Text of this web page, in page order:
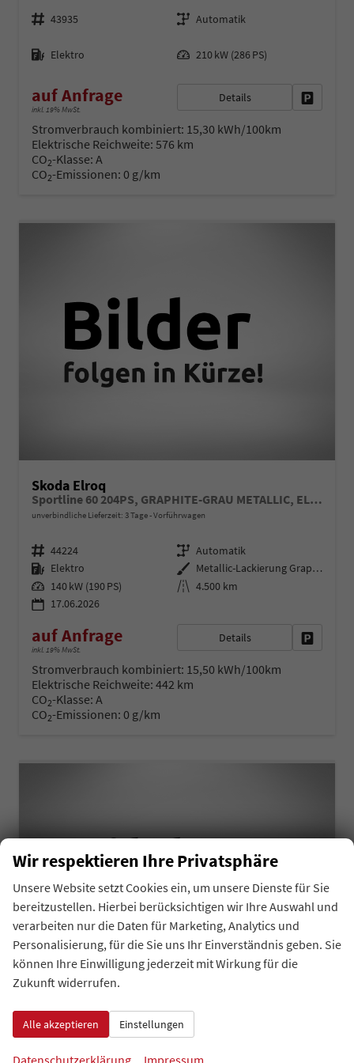
Fahrzeugnr.
43935
Getriebe
Automatik
Kraftstoff
Elektro 210 kW (286 PS)
auf Anfrage
inkl. 19% MwSt.
Details
Stromverbrauch kombiniert: 15,30 kWh/100km
Elektrische Reichweite: 576 km
CO2-Klasse: A
CO2-Emissionen: 0 g/km
Skoda Elroq
Sportline 60 204PS, GRAPHITE-GRAU METALLIC, ELEKTR. HECKKLAPPE, MATRIX-LED, BEH. FRONTSCHEIBE, SITZHEIZUNG V/H, 3Z-CLIMATRONIC, KESSY+ALARM, 20" ALU, SEITENAIRBAGS HINTEN, PARKSENSOREN RÜCKFAHRKAMERA, NAVIGATION, SUNSET, TRAVEL ASSIST
unverbindliche Lieferzeit: 3 Tage Vorführwagen
Fahrzeugnr. 44224 Getriebe Automatik
Kraftstoff Elektro Außenfarbe
Metallic-Lackierung Graphit-Grau
Leistung 140 kW (190 PS) Kilometerstand 4.500 km
17.06.2026
auf Anfrage
inkl. 19% MwSt.
Details
Stromverbrauch kombiniert: 15,50 kWh/100km
Elektrische Reichweite: 442 km
CO2-Klasse: A
CO2-Emissionen: 0 g/km
Skoda Elroq
unverbindliche Lieferzeit: 4-5 Monate
Wir respektieren Ihre Privatsphäre
Unsere Website setzt Cookies ein, um unsere Dienste für Sie
bereitzustellen. Hierbei berücksichtigen wir Ihre Auswahl und
verarbeiten nur die Daten für Marketing, Analytics und
Personalisierung, für die Sie uns Ihr Einverständnis geben. Sie
können Ihre Einwilligung jederzeit mit Wirkung für die
Zukunft widerrufen.
Alle akzeptieren Einstellungen
Datenschutzerklärung Impressum